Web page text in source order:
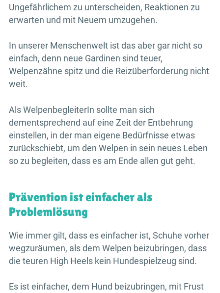
Ungefährlichem zu unterscheiden, Reaktionen zu
erwarten und mit Neuem umzugehen.
In unserer Menschenwelt ist das aber gar nicht so
einfach, denn neue Gardinen sind teuer,
Welpenzähne spitz und die Reizüberforderung nicht
weit.
Als WelpenbegleiterIn sollte man sich
dementsprechend auf eine Zeit der Entbehrung
einstellen, in der man eigene Bedürfnisse etwas
zurückschiebt, um den Welpen in sein neues Leben
so zu begleiten, dass es am Ende allen gut geht.
Prävention ist einfacher als
Problemlösung
Wie immer gilt, dass es einfacher ist, Schuhe vorher
wegzuräumen, als dem Welpen beizubringen, dass
die teuren High Heels kein Hundespielzeug sind.
Es ist einfacher, dem Hund beizubringen, mit Frust